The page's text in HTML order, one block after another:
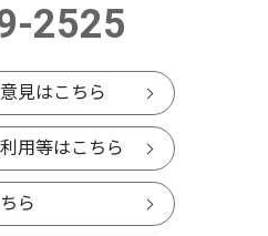
2525
見はこちら
用等はこちら
ら